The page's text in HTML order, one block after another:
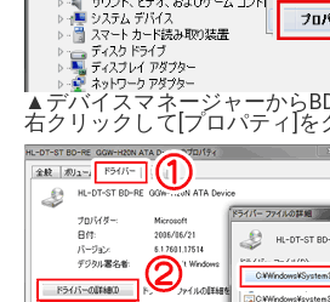
▲デバイスマネージャーから
右クリックして[プロパティ]を